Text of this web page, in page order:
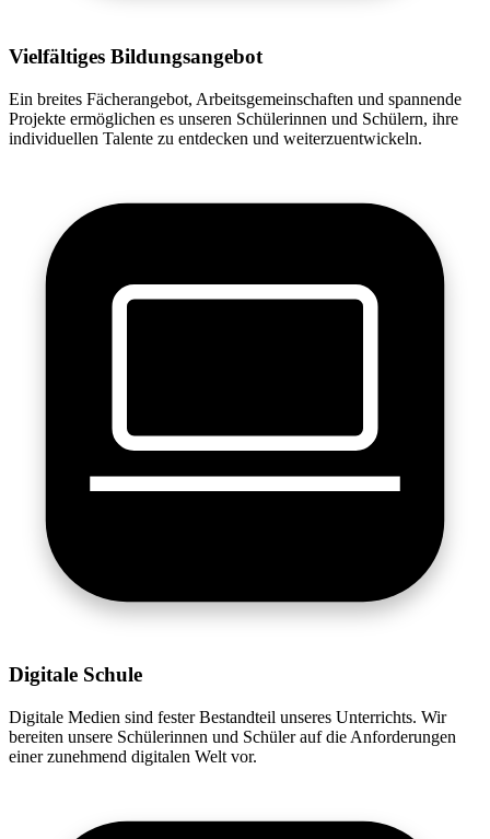
Vielfältiges Bildungsangebot
Ein breites Fächerangebot, Arbeitsgemeinschaften und spannende
Projekte ermöglichen es unseren Schülerinnen und Schülern, ihre
individuellen Talente zu entdecken und weiterzuentwickeln.
Digitale Schule
Digitale Medien sind fester Bestandteil unseres Unterrichts. Wir
bereiten unsere Schülerinnen und Schüler auf die Anforderungen
einer zunehmend digitalen Welt vor.